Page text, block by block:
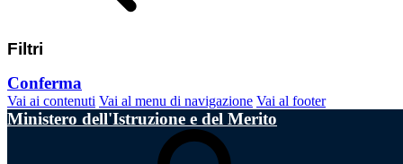
Filtri
Conferma
Vai ai contenuti Vai al menu di navigazione Vai al footer
Ministero dell'Istruzione e del Merito